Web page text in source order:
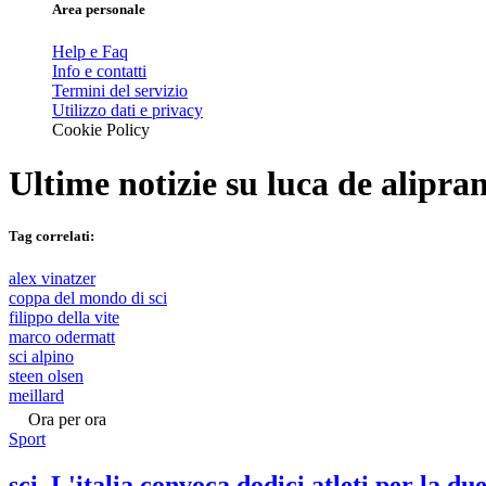
Area personale
Help e Faq
Info e contatti
Termini del servizio
Utilizzo dati e privacy
Cookie Policy
Ultime notizie su luca de
Tag correlati:
alex vinatzer
coppa del mondo di sci
filippo della vite
marco odermatt
sci alpino
steen olsen
meillard
Ora per ora
Sport